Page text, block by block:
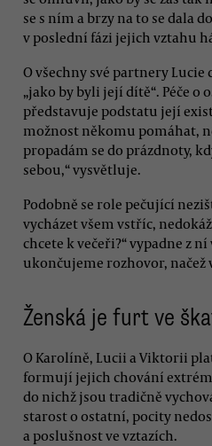
se s ním a brzy na to se dala
v poslední fázi jejich vztahu
O všechny své partnery Lucie
„jako by byli její dítě“. Péče
představuje podstatu její
možnost někomu pomáhat,
propadám se do prázdnoty,
sebou,“ vysvětluje.
Podobně se role pečující
vycházet všem vstříc,
chcete k večeři?“ vypadne z
ukončujeme rozhovor, načež
Ženská je furt ve
O Karolíně, Lucii a Viktorii
formují jejich chování
do nichž jsou tradičně
starost o ostatní, pocity
a poslušnost ve vztazích.